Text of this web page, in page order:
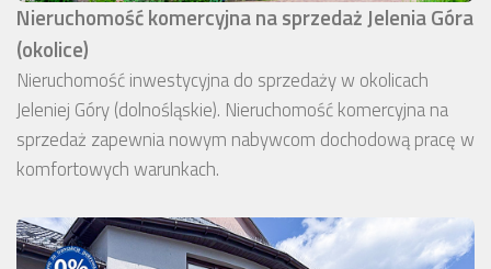
Nieruchomość komercyjna na sprzedaż Jelenia Góra
(okolice)
Nieruchomość inwestycyjna do sprzedaży w okolicach
Jeleniej Góry (dolnośląskie). Nieruchomość komercyjna na
sprzedaż zapewnia nowym nabywcom dochodową pracę w
komfortowych warunkach.